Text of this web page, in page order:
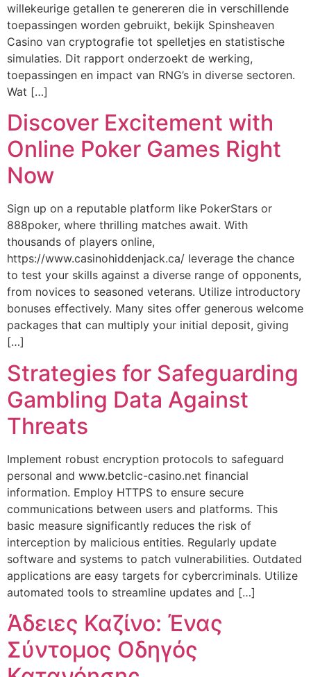
willekeurige getallen te genereren die in verschillende
toepassingen worden gebruikt, bekijk Spinsheaven
Casino van cryptografie tot spelletjes en statistische
simulaties. Dit rapport onderzoekt de werking,
toepassingen en impact van RNG’s in diverse sectoren.
Wat […]
Discover Excitement with
Online Poker Games Right
Now
Sign up on a reputable platform like PokerStars or
888poker, where thrilling matches await. With
thousands of players online,
https://www.casinohiddenjack.ca/ leverage the chance
to test your skills against a diverse range of opponents,
from novices to seasoned veterans. Utilize introductory
bonuses effectively. Many sites offer generous welcome
packages that can multiply your initial deposit, giving
[…]
Strategies for Safeguarding
Gambling Data Against
Threats
Implement robust encryption protocols to safeguard
personal and www.betclic-casino.net financial
information. Employ HTTPS to ensure secure
communications between users and platforms. This
basic measure significantly reduces the risk of
interception by malicious entities. Regularly update
software and systems to patch vulnerabilities. Outdated
applications are easy targets for cybercriminals. Utilize
automated tools to streamline updates and […]
Άδειες Καζίνο: Ένας
Σύντομος Οδηγός